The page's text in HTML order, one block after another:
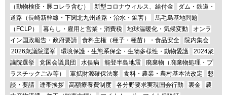
（動物検疫・豚コレラ含む）
新型コロナウィルス、給付金
ダム・鉄道・
道路（長崎新幹線・下関北九州道路・治水・鉱害）
馬毛島基地問題
（FCLP）
暮らし・雇用と営業・消費税 地球温暖化・気候変動
オンラ
イン国政報告・政府要請
食料主権（種子・種苗）・食品安全
院内集会
2026衆議院選挙
環境保護・生態系保全・生物多様性・動物愛護
2024衆
議院選挙
党国会議員団 水俣病 能登半島地震
廃棄物（廃棄物処理・プ
ラスチックごみ等）
軍拡財源確保法案 食料・農業・農村基本法改定
懇
談・要請
連帯挨拶 高額療養費制度 各分野要求実現国会行動 裏金
農